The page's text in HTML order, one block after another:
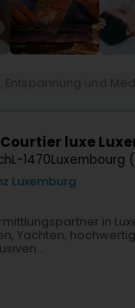
luxe
L-1470Luxembourg
Luxemburg
in
Yachten,